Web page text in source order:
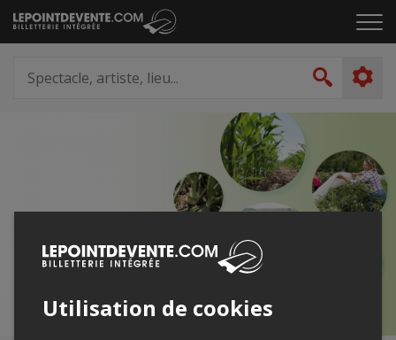
Passer
au
le
artiste,
lieu...
Utilisation de cookies